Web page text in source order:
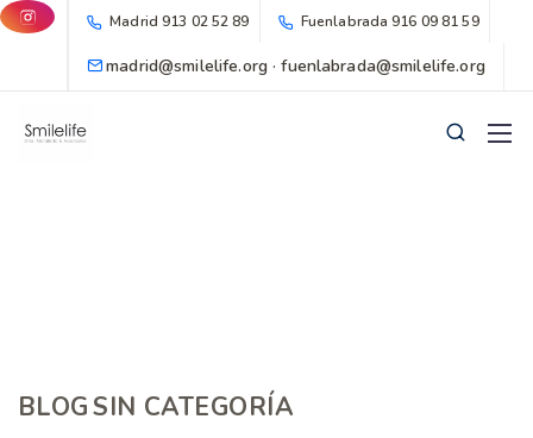
Madrid913 02 52 89 Fuenlabrada916 09 81 59
madrid@smilelife.org · fuenlabrada@smilelife.org
BLOGSIN CATEGORÍA